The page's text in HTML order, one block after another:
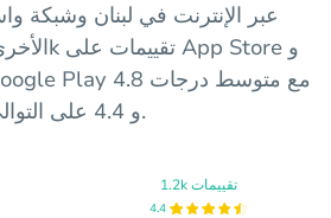
عبر الإنترنت في لبنان وشبكة
و 4.4 على التوالي.
1.2k تقييمات
4.4